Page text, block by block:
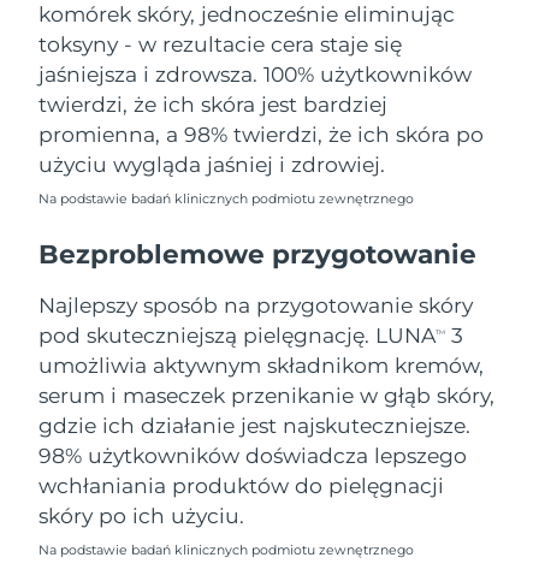
komórek skóry, jednocześnie eliminując
toksyny - w rezultacie cera staje się
jaśniejsza i zdrowsza. 100% użytkowników
twierdzi, że ich skóra jest bardziej
promienna, a 98% twierdzi, że ich skóra po
użyciu wygląda jaśniej i zdrowiej.
Na podstawie badań klinicznych podmiotu zewnętrznego
Bezproblemowe przygotowanie
Najlepszy sposób na przygotowanie skóry
pod skuteczniejszą pielęgnację. LUNATM
3
umożliwia aktywnym składnikom kremów,
serum i maseczek przenikanie w głąb skóry,
gdzie ich działanie jest najskuteczniejsze.
98% użytkowników doświadcza lepszego
wchłaniania produktów do pielęgnacji
skóry po ich użyciu.
Na podstawie badań klinicznych podmiotu zewnętrznego
Zjednoczone Emiraty
Arabskie
Oczekiwany czas dostawy
Wielka Brytania
Oczekiwany czas dostawy
8/12/26
Stany Zjednoczone
Uzbekistan
Oczekiwany czas dostawy
Wietnam
Oczekiwany czas dostawy
8/18/26